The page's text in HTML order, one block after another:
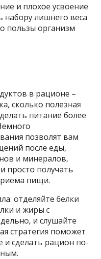
и плохое усвоение
набору лишнего веса
пользы организм
в рационе –
сколько полезная
питание более
позволят вам
после еды,
и минералов,
просто получать
пищи.
отделяйте белки
и жиры с
и слушайте
стратегия поможет
сделать рацион по-